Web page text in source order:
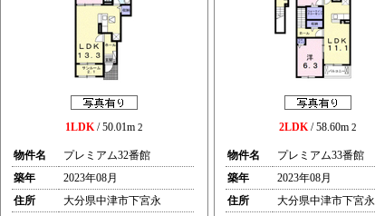
1LDK/ 50.01m 2
物件名
プレミアム32番館
築年
2023年08月
住所
大分県中津市下宮永
2LDK/ 58.60m 2
物件名
プレミアム33番館
築年
2023年08月
住所
大分県中津市下宮永